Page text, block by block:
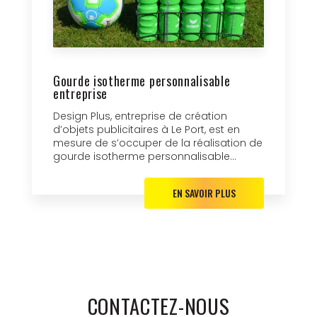
Gourde isotherme personnalisable
entreprise
Design Plus, entreprise de création
d’objets publicitaires à Le Port, est en
mesure de s’occuper de la réalisation de
gourde isotherme personnalisable...
EN SAVOIR PLUS
CONTACTEZ-NOUS